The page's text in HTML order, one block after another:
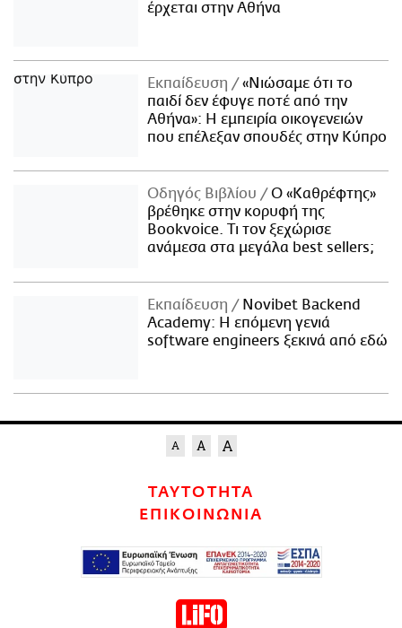
έρχεται στην Αθήνα
Εκπαίδευση
«Νιώσαμε ότι το
παιδί δεν έφυγε ποτέ από την
Αθήνα»: Η εμπειρία οικογενειών
που επέλεξαν σπουδές στην Κύπρο
Οδηγός Βιβλίου
Ο «Καθρέφτης»
βρέθηκε στην κορυφή της
Bookvoice. Τι τον ξεχώρισε
ανάμεσα στα μεγάλα best sellers;
Εκπαίδευση
Novibet Backend
Academy: Η επόμενη γενιά
software engineers ξεκινά από εδώ
ΤΑΥΤΟΤΗΤΑ
ΕΠΙΚΟΙΝΩΝΙΑ